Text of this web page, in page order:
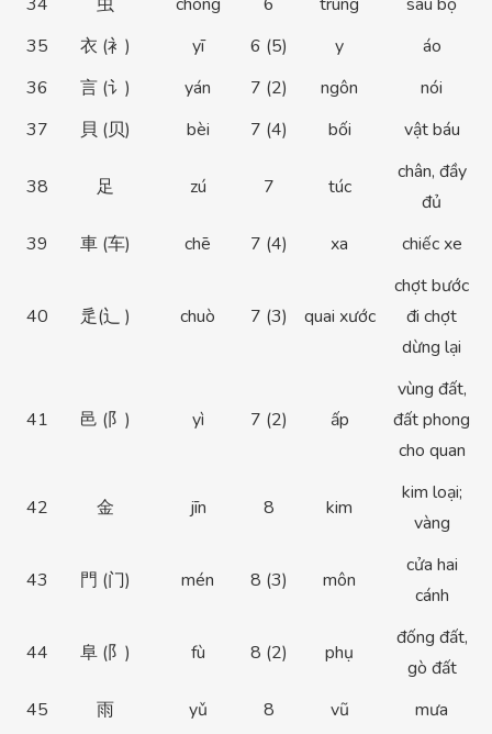
35
衣 (衤) yī 6 (5) y
áo
36
言 (讠) yán 7 (2) ngôn
nói
37
貝 (贝) bèi 7 (4) bối vật báu
38 足 zú 7 túc
chân, đầy
đủ
39
車 (车) chē 7 (4) xa chiếc xe
40 辵(辶 ) chuò 7 (3) quai xước
chợt bước
đi chợt
dừng lại
41 邑 (阝) yì 7 (2) ấp
vùng đất,
đất phong
cho quan
42 金 jīn 8 kim
kim loại;
vàng
43 門 (门) mén 8 (3) môn
cửa hai
cánh
44 阜 (阝) fù 8 (2) phụ
đống đất,
gò đất
45
雨 yǔ 8 vũ mưa